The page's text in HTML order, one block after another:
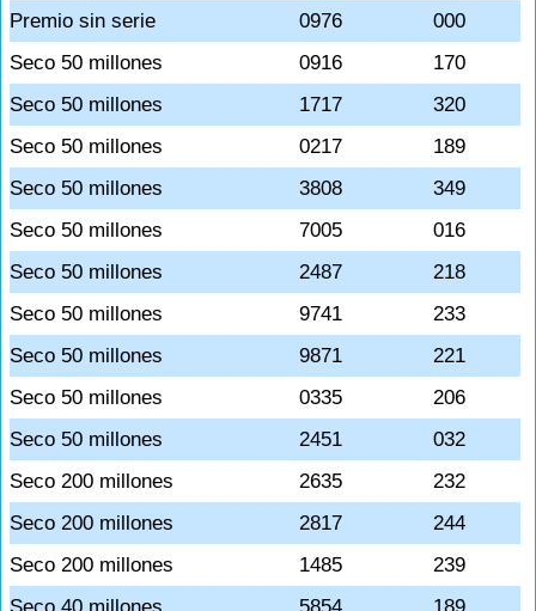
Premio sin serie
0976
000
Seco 50 millones
0916
170
Seco 50 millones
1717
320
Seco 50 millones
0217
189
Seco 50 millones
3808
349
Seco 50 millones
7005
016
Seco 50 millones
2487
218
Seco 50 millones
9741
233
Seco 50 millones
9871
221
Seco 50 millones
0335
206
Seco 50 millones
2451
032
Seco 200 millones
2635
232
Seco 200 millones
2817
244
Seco 200 millones
1485
239